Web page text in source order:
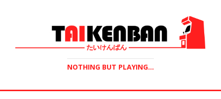
NOTHING BUT PLAYING...